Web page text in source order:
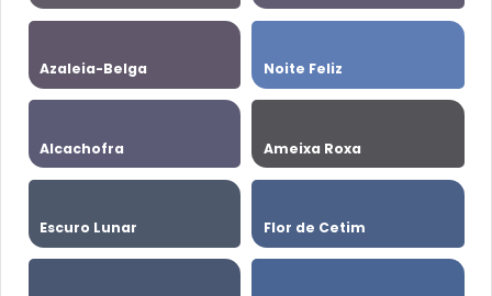
Azaleia-Belga Noite Feliz
Alcachofra Ameixa Roxa
Escuro Lunar Flor de Cetim